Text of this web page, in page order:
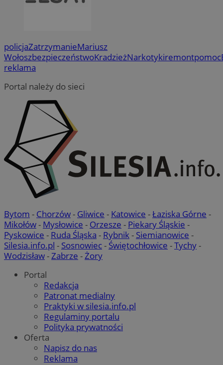
policjaZatrzymanieMariusz
WołoszbezpieczeństwoKradzieżNarkotykiremontpomoc
reklama
Portal należy do sieci
Bytom - Chorzów- Gliwice - Katowice -Łaziska Górne -
Mikołów- Mysłowice - Orzesze - Piekary Śląskie -
Pyskowice - Ruda Śląska - Rybnik- Siemianowice -
Silesia.info.pl - Sosnowiec- Świętochłowice -Tychy-
Wodzisław-Zabrze -Żory
Portal
Redakcja
Patronat medialny
Praktyki w silesia.info.pl
Regulaminy portalu
Polityka prywatności
Oferta
Napisz do nas
Reklama